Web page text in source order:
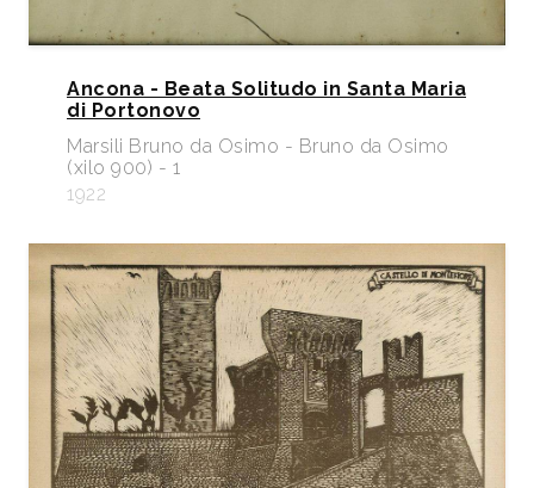
Ancona - Beata Solitudo in Santa Maria
di Portonovo
Marsili Bruno da Osimo - Bruno da Osimo
(xilo 900) - 1
1922